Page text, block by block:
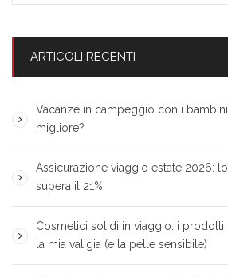
ARTICOLI RECENTI
Vacanze in campeggio con i
migliore?
Assicurazione viaggio estate 2026:
supera il 21%
Cosmetici solidi in viaggio: i prodotti
la mia valigia (e la pelle sensibile)